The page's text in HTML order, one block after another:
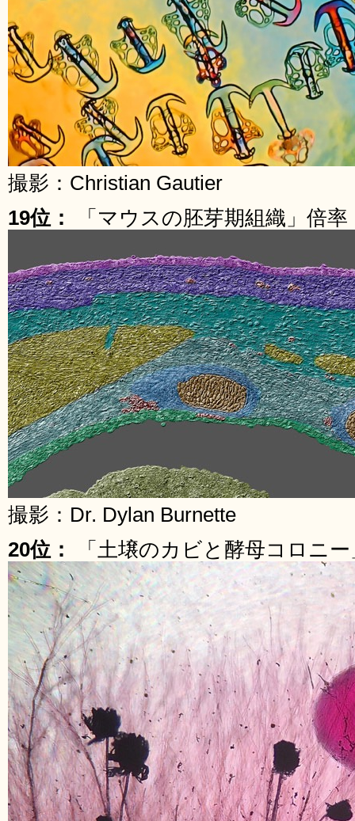
撮影：Christian Gautier
19位：
「マウスの胚芽期組織」倍率
撮影：Dr. Dylan Burnette
20位：
「土壌のカビと酵母コロニ